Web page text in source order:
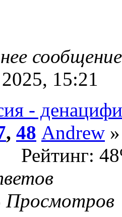
15:21
-
, 48 Andrew
Рейтинг:
Просмотров